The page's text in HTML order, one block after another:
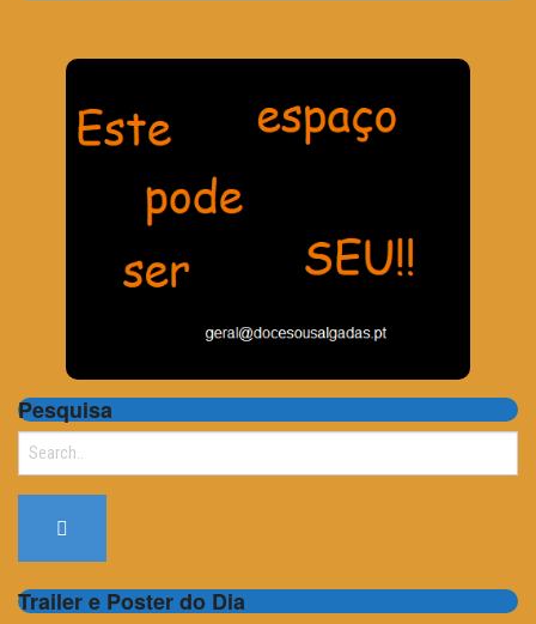
Pesquisa
Search
Trailer e Poster do Dia